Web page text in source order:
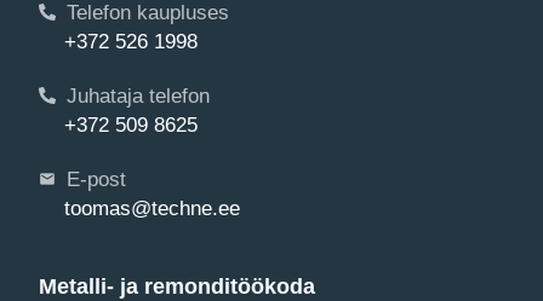
Telefon kaupluses
+372 526 1998
Juhataja telefon
+372 509 8625
E-post
toomas@techne.ee
Metalli- ja remonditöökoda